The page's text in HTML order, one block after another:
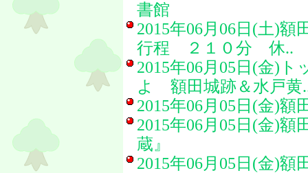
書館
2015年06月06日(土)額
行程 ２１０分 休..
2015年06月05日(金) ト
よ 額田城跡＆水戸黄
2015年06月05日(金)額
2015年06月05日(金)額
蔵』
2015年06月05日(金)額